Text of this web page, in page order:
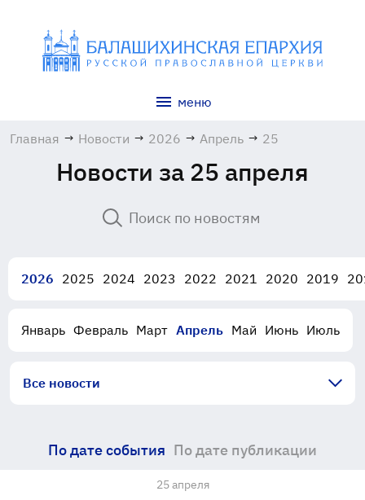
меню
Главная → Новости → 2026 → Апрель → 25
Новости за 25 апреля
2026 2025 2024 2023 2022 2021 2020 2019
Январь Февраль Март Апрель Май Июнь Июль
Все новости
По дате события По дате публикации
25 апреля